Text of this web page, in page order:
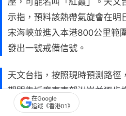
示指，預料該熱帶氣旋會在明
宋海峽並進入本港800公里範
發出一號戒備信號。
天文台指，按照現時預測路徑
期間靠近廣東東部沿岸並逐步
會在惠州至汕頭一帶登陸，但
在Google
追蹤《香港01》